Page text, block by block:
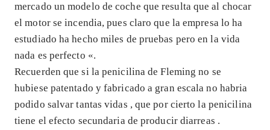
mercado un modelo de coche que resulta que al chocar
el motor se incendia, pues claro que la empresa lo ha
estudiado ha hecho miles de pruebas pero en la vida
nada es perfecto «.
Recuerden que si la penicilina de Fleming no se
hubiese patentado y fabricado a gran escala no habria
podido salvar tantas vidas , que por cierto la penicilina
tiene el efecto secundaria de producir diarreas .